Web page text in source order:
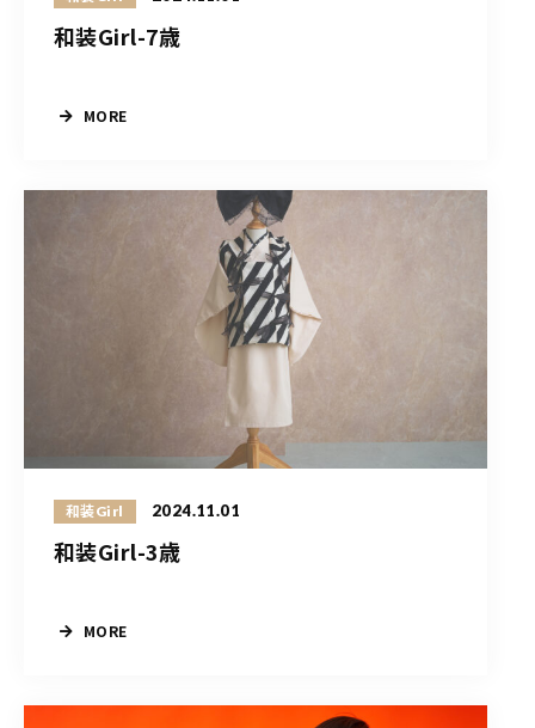
和装Girl-7歳
MORE
和装Girl 2024.11.01
和装Girl-3歳
MORE